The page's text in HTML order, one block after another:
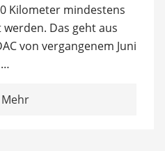
Kilometer mindestens
Das geht aus
von vergangenem Juni
Mehr